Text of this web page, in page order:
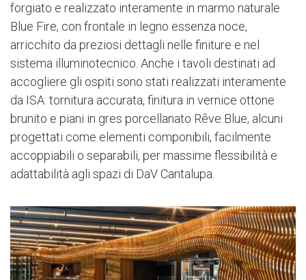
forgiato e realizzato interamente in marmo naturale
Blue Fire, con frontale in legno essenza noce,
arricchito da preziosi dettagli nelle finiture e nel
sistema illuminotecnico. Anche i tavoli destinati ad
accogliere gli ospiti sono stati realizzati interamente
da ISA: tornitura accurata, finitura in vernice ottone
brunito e piani in gres porcellanato Rêve Blue, alcuni
progettati come elementi componibili, facilmente
accoppiabili o separabili, per massime flessibilità e
adattabilità agli spazi di DaV Cantalupa.